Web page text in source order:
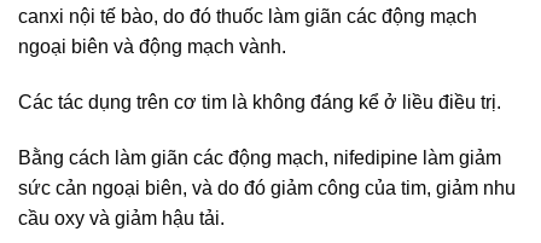
canxi nội tế bào, do đó thuốc làm giãn các động mạch
ngoại biên và động mạch vành.
Các tác dụng trên cơ tim là không đáng kể ở liều điều trị.
Bằng cách làm giãn các động mạch, nifedipine làm giảm
sức cản ngoại biên, và do đó giảm công của tim, giảm nhu
cầu oxy và giảm hậu tải.